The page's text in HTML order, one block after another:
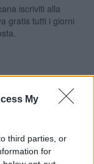
My
third parties, or
for
iscriviti alla
gratis tutti i giorni